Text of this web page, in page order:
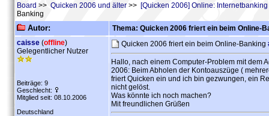
Board >> Quicken 2006 und älter >> [Quicken 2006] Online:
Banking
Autor:
Thema: Quicken 2006 friert ein beim Online-
caisse (offline)
Gelegentlicher Nutzer
Beiträge: 9
Geschlecht:
Mitglied seit: 08.10.2006
Deutschland
Quicken 2006 friert ein beim Online-Banking
Hallo, nach einem Computer-Problem mit dem
2006: Beim Abholen der Kontoauszüge (
friert Quicken ein und ich bin gezwungen, ein
nicht gelöst.
Was könnte ich noch machen?
Mit freundlichen Grüßen